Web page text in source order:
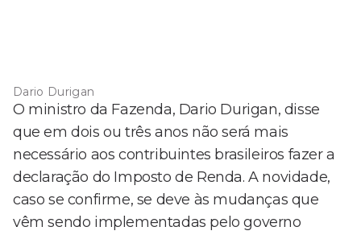
Dario Durigan
O ministro da Fazenda, Dario Durigan, disse
que em dois ou três anos não será mais
necessário aos contribuintes brasileiros fazer a
declaração do Imposto de Renda. A novidade,
caso se confirme, se deve às mudanças que
vêm sendo implementadas pelo governo